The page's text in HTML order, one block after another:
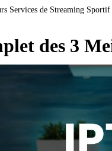
Services de Streaming Sportif
des 3